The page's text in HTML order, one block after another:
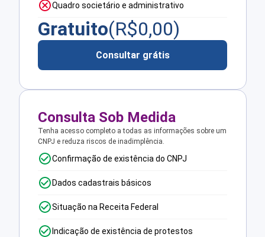
Quadro societário e administrativo
Gratuito(R$0,00)
Consultar grátis
Consulta Sob Medida
Tenha acesso completo a todas as informações sobre um
CNPJ e reduza riscos de inadimplência.
Confirmação de existência do CNPJ
Dados cadastrais básicos
Situação na Receita Federal
Indicação de existência de protestos